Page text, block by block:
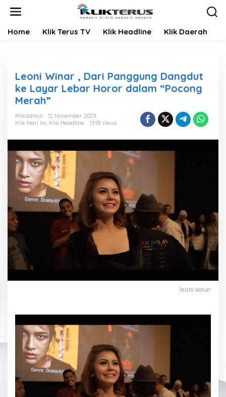
Home Klik Terus TV Klik Headline Klik Daerah
Leoni Winar , Dari Panggung Dangdut
ke Layar Lebar Horor dalam “Pocong
Merah”
Klikadmin
12 November 2025
Klik Hari Ini, Klik Headline 1593 Views
leoni winar